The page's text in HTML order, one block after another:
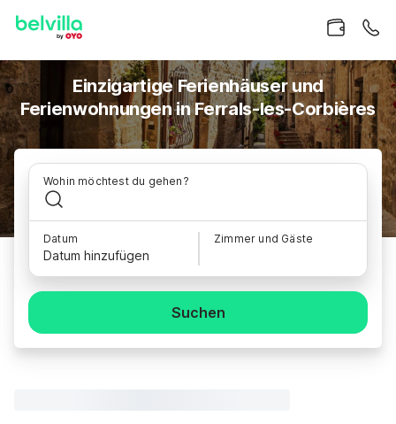
Einzigartige Ferienhäuser und
Ferienwohnungen in Ferrals-les-Corbières
Wohin möchtest du gehen?
Datum
Datum hinzufügen
Zimmer und Gäste
Suchen